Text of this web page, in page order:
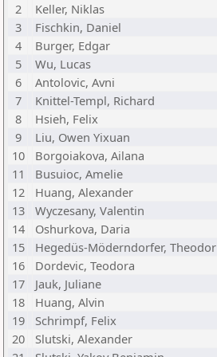
2
Keller, Niklas
3
Fischkin, Daniel
4
Burger, Edgar
5
Wu, Lucas
6
Antolovic, Avni
7
Knittel-Templ, Richard
8
Hsieh, Felix
9
Liu, Owen Yixuan
10
Borgoiakova, Ailana
11
Busuioc, Amelie
12
Huang, Alexander
13
Wyczesany, Valentin
14
Oshurkova, Daria
15
Hegedüs-Möderndorfer, Theodor
16
Dordevic, Teodora
17
Jauk, Juliane
18
Huang, Alvin
19
Schrimpf, Felix
20
Slutski, Alexander